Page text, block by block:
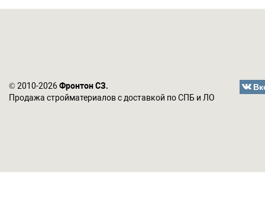
© 2010-2026Фронтон СЗ.
Продажа стройматериалов с доставкой по СПБ и ЛО